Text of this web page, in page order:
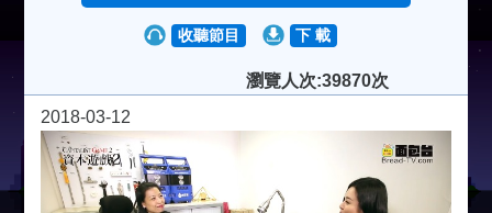
收聽節目 下 載
瀏覽人次:39870次
2018-03-12